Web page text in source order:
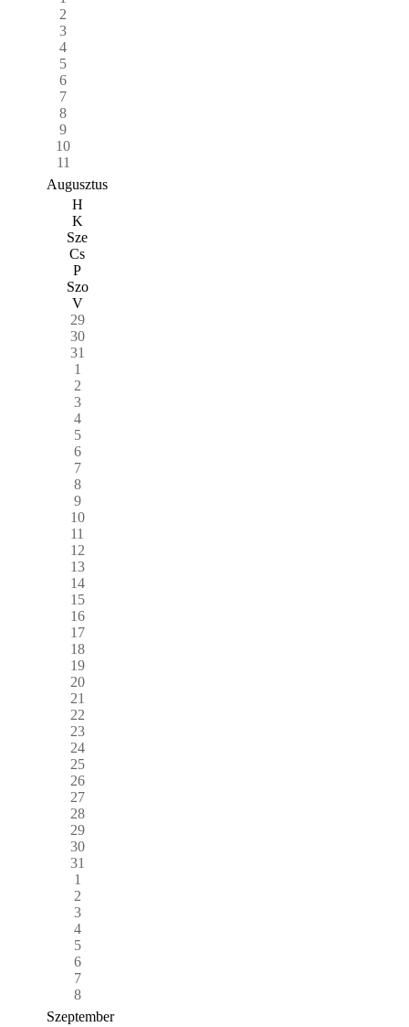
2
3
4
5
6
7
8
9
10
11
Augusztus
H
K
Sze
Cs
P
Szo
V
29
30
31
1
2
3
4
5
6
7
8
9
10
11
12
13
14
15
16
17
18
19
20
21
22
23
24
25
26
27
28
29
30
31
1
2
3
4
5
6
7
8
Szeptember